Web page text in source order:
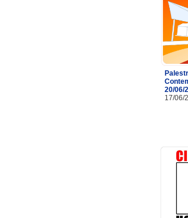
20/06/
17/06/